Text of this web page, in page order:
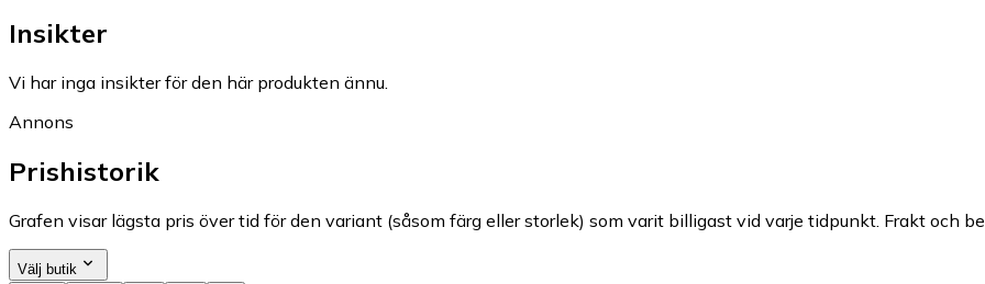
Insikter
Vi har inga insikter för den här produkten ännu.
Annons
Prishistorik
Grafen visar lägsta pris över tid för den variant (såsom färg eller storlek) som varit billigast vid varje tidpunkt. Frakt och
Välj butik